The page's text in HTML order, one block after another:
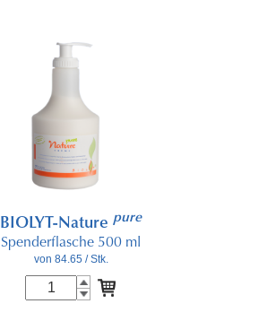
BIOLYT-Naturepure
Spenderflasche 500 ml
von 84.65 / Stk.